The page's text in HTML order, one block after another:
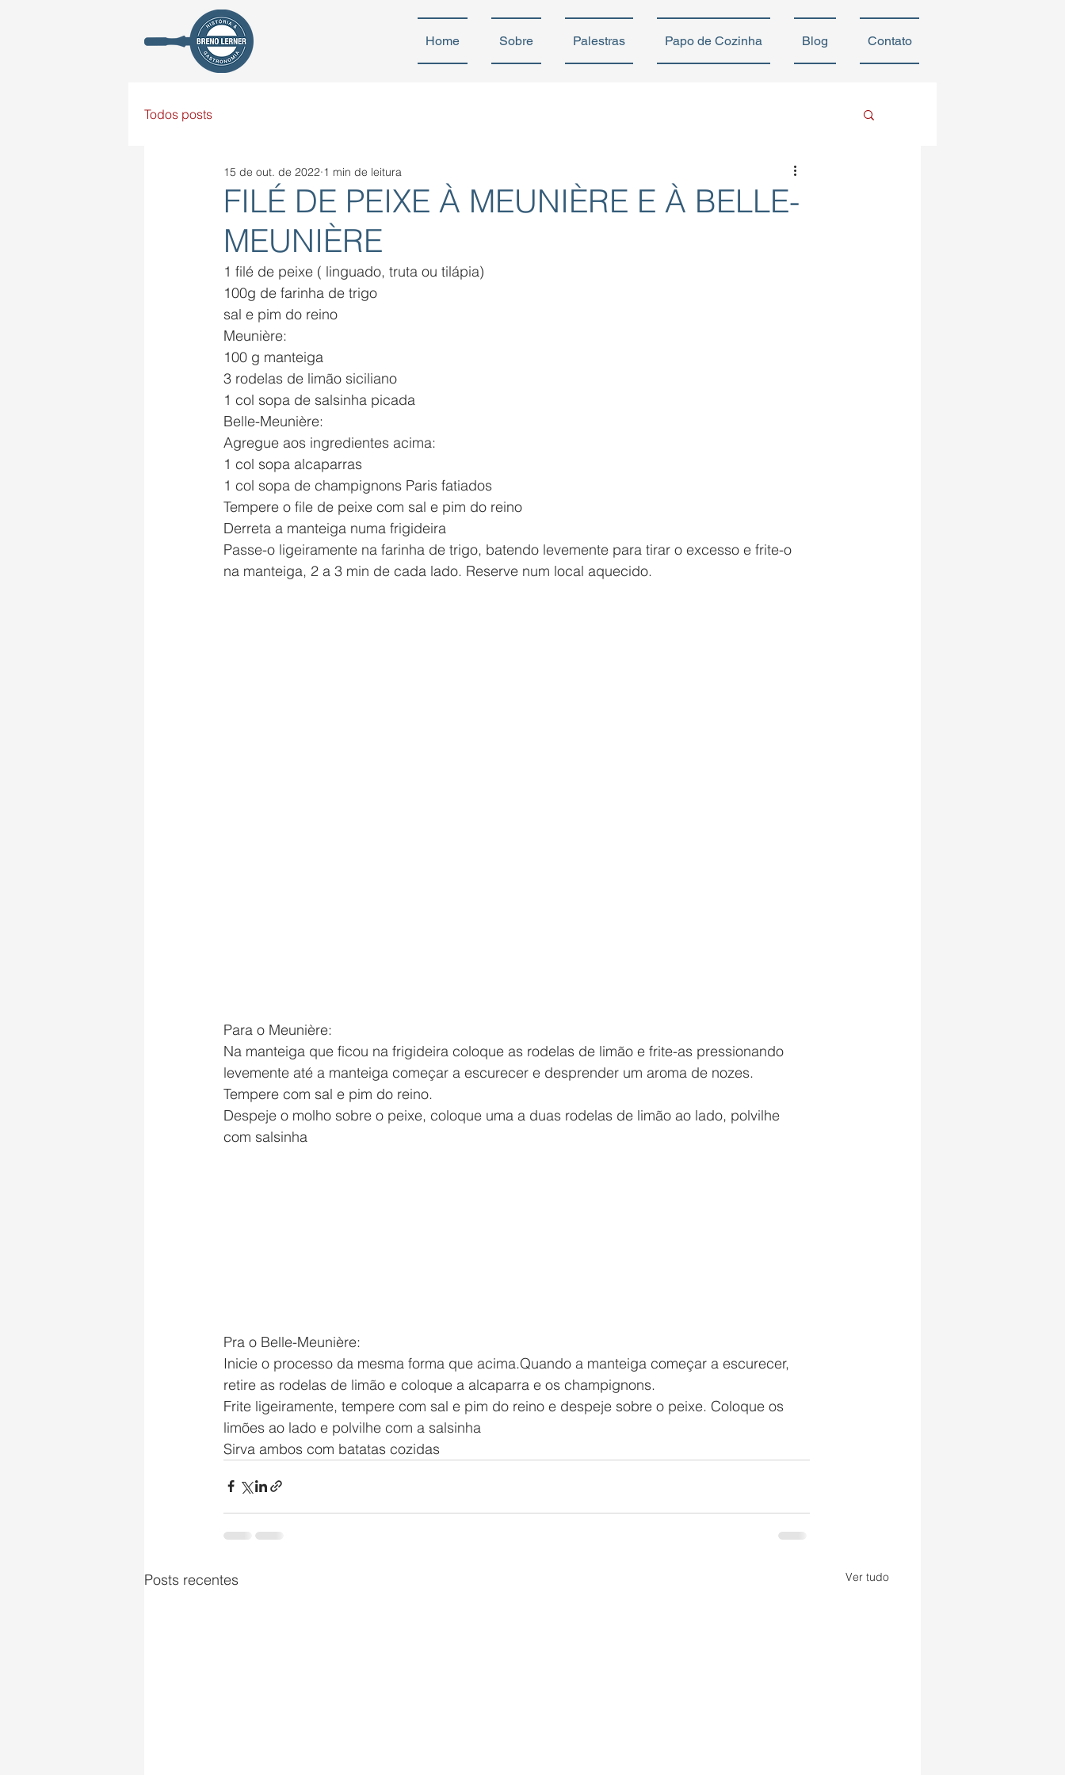
Home Sobre Palestras Papo de Cozinha Blog Contato
Todos posts
FILÉ DE PEIXE À MEUNIÈRE E À BELLE-
MEUNIÈRE
15 de out. de 2022 1 min de leitura
1 filé de peixe ( linguado, truta ou tilápia)
100g de farinha de trigo
sal e pim do reino
Meunière:
100 g manteiga
3 rodelas de limão siciliano
1 col sopa de salsinha picada
Belle-Meunière:
Agregue aos ingredientes acima:
1 col sopa alcaparras
1 col sopa de champignons Paris fatiados
Tempere o file de peixe com sal e pim do reino
Derreta a manteiga numa frigideira
Passe-o ligeiramente na farinha de trigo, batendo levemente para tirar o excesso e frite-o
na manteiga, 2 a 3 min de cada lado. Reserve num local aquecido.
Para o Meunière:
Na manteiga que ficou na frigideira coloque as rodelas de limão e frite-as pressionando
levemente até a manteiga começar a escurecer e desprender um aroma de nozes.
Tempere com sal e pim do reino.
Despeje o molho sobre o peixe, coloque uma a duas rodelas de limão ao lado, polvilhe
com salsinha
Pra o Belle-Meunière:
Inicie o processo da mesma forma que acima.Quando a manteiga começar a escurecer,
retire as rodelas de limão e coloque a alcaparra e os champignons.
Frite ligeiramente, tempere com sal e pim do reino e despeje sobre o peixe. Coloque os
limões ao lado e polvilhe com a salsinha
Sirva ambos com batatas cozidas
Posts recentes Ver tudo